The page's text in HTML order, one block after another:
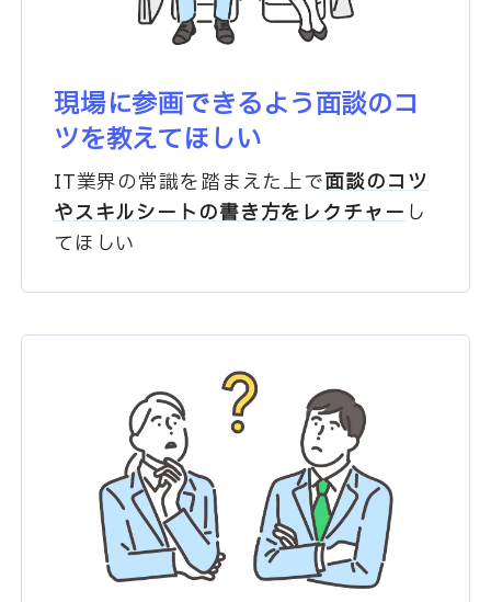
現場に参画できるよう面談のコ
ツを教えてほしい
IT業界の常識を踏まえた上で面談のコツ
やスキルシートの書き方をレクチャーし
てほしい